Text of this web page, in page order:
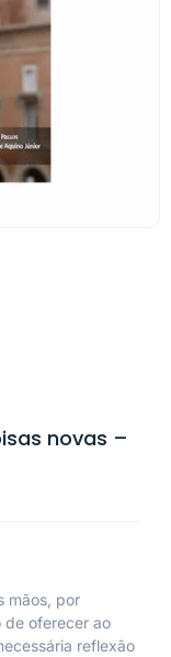
novas –
mãos, por
de oferecer ao
reflexão